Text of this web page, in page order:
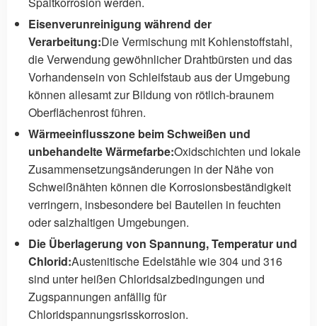
Eisenverunreinigung während der
Verarbeitung:Die Vermischung mit Kohlenstoffstahl,
die Verwendung gewöhnlicher Drahtbürsten und das
Vorhandensein von Schleifstaub aus der Umgebung
können allesamt zur Bildung von rötlich-braunem
Oberflächenrost führen.
Wärmeeinflusszone beim Schweißen und
unbehandelte Wärmefarbe:Oxidschichten und lokale
Zusammensetzungsänderungen in der Nähe von
Schweißnähten können die Korrosionsbeständigkeit
verringern, insbesondere bei Bauteilen in feuchten
oder salzhaltigen Umgebungen.
Die Überlagerung von Spannung, Temperatur und
Chlorid:Austenitische Edelstähle wie 304 und 316
sind unter heißen Chloridsalzbedingungen und
Zugspannungen anfällig für
Chloridspannungsrisskorrosion.